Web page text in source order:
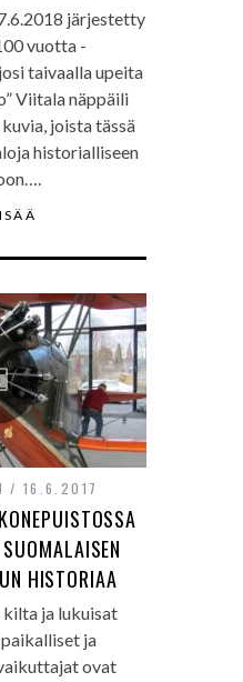
järjestetty
vuotta -
taivaalla upeita
Viitala näppäili
joista tässä
historialliseen
16.6.2017
HISTORIAA
ja lukuisat
ja
ovat